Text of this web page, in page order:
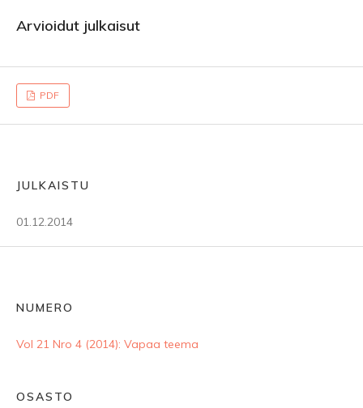
Arvioidut julkaisut
PDF
JULKAISTU
01.12.2014
NUMERO
Vol 21 Nro 4 (2014): Vapaa teema
OSASTO